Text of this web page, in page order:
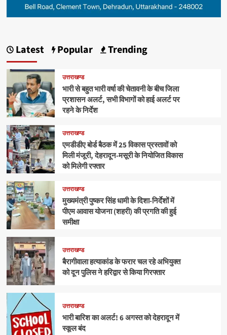
Latest Popular Trending
उत्तराखण्ड
भारी से बहुत भारी वर्षा की चेतावनी के बीच जिला
प्रशासन अलर्ट, सभी विभागों को हाई अलर्ट पर
रहने के निर्देश
उत्तराखण्ड
एमडीडीए बोर्ड बैठक में 25 विकास प्रस्तावों को
मिली मंजूरी, देहरादून-मसूरी के नियोजित विकास
को मिलेगी रफ्तार
उत्तराखण्ड
मुख्यमंत्री पुष्कर सिंह धामी के दिशा-निर्देशों में
पीएम आवास योजना (शहरी) की प्रगति की हुई
समीक्षा
उत्तराखण्ड
बैरागीवाला हत्याकांड के फरार चल रहे अभियुक्त
को दून पुलिस ने हरिद्वार से किया गिरफ्तार
उत्तराखण्ड
भारी बारिश का अलर्ट! 6 अगस्त को देहरादून में
स्कूल बंद